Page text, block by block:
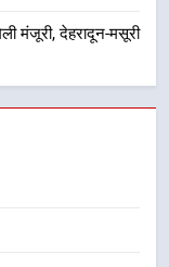
मंजूरी, देहरादून-मसूरी